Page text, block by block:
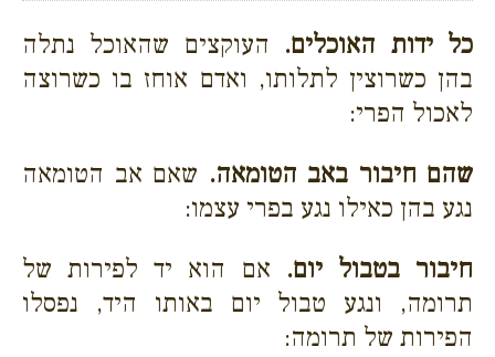
כל ידות האוכלים. העוקצים שהאוכל נתלה
בהן כשרוצין לתלותו, ואדם אוחז בו כשרוצה
לאכול הפרי:
שהם חיבור באב הטומאה. שאם אב הטומאה
נגע בהן כאילו נגע בפרי עצמו:
חיבור בטבול יום. אם הוא יד לפירות של
תרומה, ונגע טבול יום באותו היד, נפסלו
הפירות של תרומה: